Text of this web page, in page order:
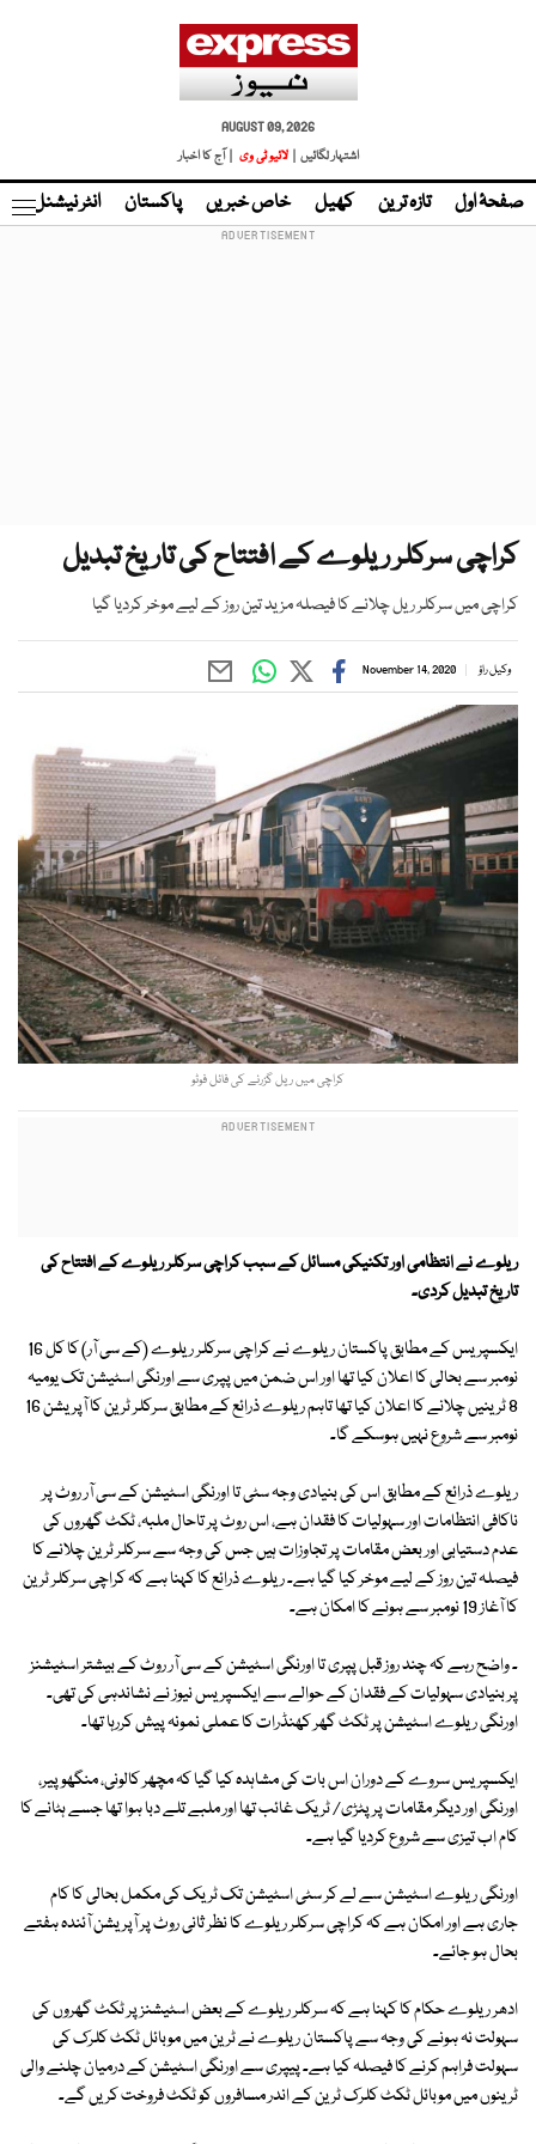
AUGUST 09, 2026
اشتہار لگائیں |
لائیو ٹی وی | آج کا اخبار
صفحۂ اول تازہ ترین کھیل خاص خبریں پاکستان انٹر نیشنل
کراچی سرکلر ریلوے کے افتتاح کی تاریخ تبدیل
کراچی میں سرکلر ریل چلانے کا فیصلہ مزید تین روز کے لیے موخر کردیا گیا
وکیل راؤ November 14, 2020
کراچی میں ریل گزرنے کی فائل فوٹو
ریلوے نے انتظامی اور تکنیکی مسائل کے سبب کراچی سرکلر ریلوے کے افتتاح کی
تاریخ تبدیل کردی۔
ایکسپریس کے مطابق پاکستان ریلوے نے کراچی سرکلر ریلوے (کے سی آر) کا کل 16
نومبر سے بحالی کا اعلان کیا تھا اور اس ضمن میں پپری سے اورنگی اسٹیشن تک یومیہ
8 ٹرینیں چلانے کا اعلان کیا تھا تاہم ریلوے ذرائع کے مطابق سرکلر ٹرین کا آپریشن 16
نومبر سے شروع نہیں ہوسکے گا۔
ریلوے ذرائع کے مطابق اس کی بنیادی وجہ سٹی تا اورنگی اسٹیشن کے سی آر روٹ پر
ناکافی انتظامات اور سہولیات کا فقدان ہے، اس روٹ پر تاحال ملبہ، ٹکٹ گھروں کی
عدم دستیابی اور بعض مقامات پر تجاوزات ہیں جس کی وجہ سے سرکلر ٹرین چلانے کا
فیصلہ تین روز کے لیے موخر کیا گیا ہے۔ ریلوے ذرائع کا کہنا ہے کہ کراچی سرکلر ٹرین
کا آغاز 19 نومبر سے ہونے کا امکان ہے۔
۔ واضح رہے کہ چند روز قبل پپری تا اورنگی اسٹیشن کے سی آر روٹ کے بیشتر اسٹیشنز
پر بنیادی سہولیات کے فقدان کے حوالے سے ایکسپریس نیوز نے نشاندہی کی تھی۔
اورنگی ریلوے اسٹیشن پر ٹکٹ گھر کھنڈرات کا عملی نمونہ پیش کررہا تھا۔
ایکسپریس سروے کے دوران اس بات کی مشاہدہ کیا گیا کہ مچھر کالونی، منگھو پیر،
اورنگی اور دیگر مقامات پر پٹڑی/ ٹریک غائب تھا اور ملبے تلے دبا ہوا تھا جسے ہٹانے کا
کام اب تیزی سے شروع کردیا گیا ہے۔
اورنگی ریلوے اسٹیشن سے لے کر سٹی اسٹیشن تک ٹریک کی مکمل بحالی کا کام
جاری ہے اور امکان ہے کہ کراچی سرکلر ریلوے کا نظر ثانی روٹ پر آپریشن آئندہ ہفتے
بحال ہو جائے۔
ادھر ریلوے حکام کا کہنا ہے کہ سرکلر ریلوے کے بعض اسٹیشنز پر ٹکٹ گھروں کی
سہولت نہ ہونے کی وجہ سے پاکستان ریلوے نے ٹرین میں موبائل ٹکٹ کلرک کی
سہولت فراہم کرنے کا فیصلہ کیا ہے۔ پیپری سے اورنگی اسٹیشن کے درمیان چلنے والی
ٹرینوں میں موبائل ٹکٹ کلرک ٹرین کے اندر مسافروں کو ٹکٹ فروخت کریں گے۔